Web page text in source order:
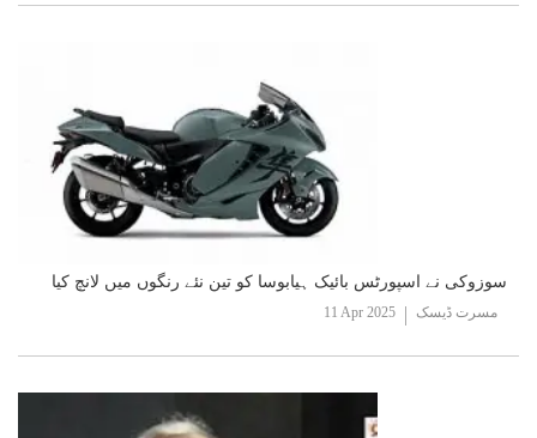
سوزوکی نے اسپورٹس بائیک ہیابوسا کو تین نئے رنگوں میں لانچ کیا
11 Apr 2025 مسرت ڈیسک